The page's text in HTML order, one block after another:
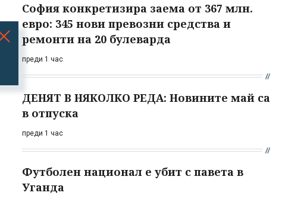
София конкретизира заема от 367 млн.
евро: 345 нови превозни средства и
ремонти на 20 булеварда
преди 1 час
ДЕНЯТ В НЯКОЛКО РЕДА: Новините май са
в отпуска
преди 1 час
Футболен национал е убит с павета в
Уганда